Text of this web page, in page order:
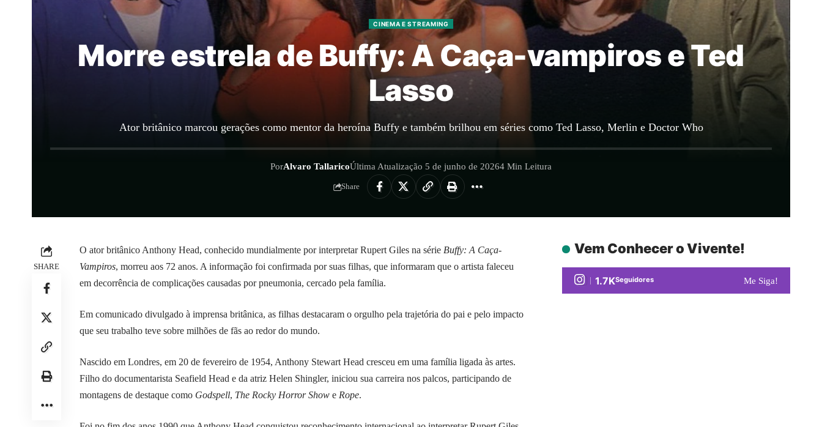
CINEMA E STREAMING
Morre estrela de Buffy: A Caça-vampiros e Ted
Lasso
Ator britânico marcou gerações como mentor da heroína Buffy e também brilhou em séries como Ted Lasso, Merlin e Doctor Who
PorAlvaro TallaricoÚltima Atualização 5 de junho de 20264 Min Leitura
Share
SHARE
O ator britânico Anthony Head, conhecido mundialmente por interpretar Rupert Giles na série Buffy: A Caça-
Vampiros, morreu aos 72 anos. A informação foi confirmada por suas filhas, que informaram que o artista faleceu
em decorrência de complicações causadas por pneumonia, cercado pela família.
Em comunicado divulgado à imprensa britânica, as filhas destacaram o orgulho pela trajetória do pai e pelo impacto
que seu trabalho teve sobre milhões de fãs ao redor do mundo.
Nascido em Londres, em 20 de fevereiro de 1954, Anthony Stewart Head cresceu em uma família ligada às artes.
Filho do documentarista Seafield Head e da atriz Helen Shingler, iniciou sua carreira nos palcos, participando de
montagens de destaque como Godspell, The Rocky Horror Show e Rope.
Vem Conhecer o Vivente!
1.7KSeguidores Me Siga!